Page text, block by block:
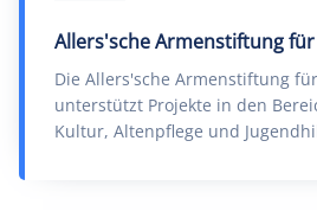
Allers'sche Armenstiftung
Die Allers'sche Armenstiftung
unterstützt Projekte in den
Kultur, Altenpflege und